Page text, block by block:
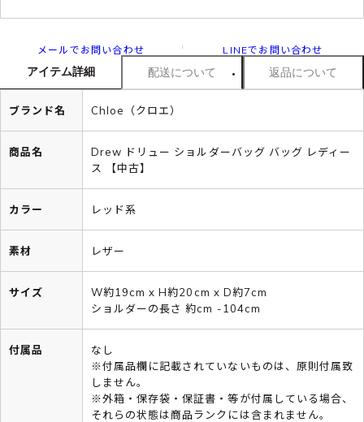
メールでお問い合わせ LINEでお問い合わせ
アイテム詳細 配送について 返品について
ブランド名 Chloe（クロエ）
商品名
Drew ドリュー ショルダーバッグ バッグ レディー
ス 【中古】
カラー レッド系
素材 レザー
サイズ
W約19cm x H約20cm x D約7cm
ショルダーの長さ 約cm -104cm
付属品
なし
※付属品欄に記載されていないものは、原則付属致
しません。
※外箱・保存袋・保証書・等が付属している場合、
それらの状態は商品ランクには含まれません。